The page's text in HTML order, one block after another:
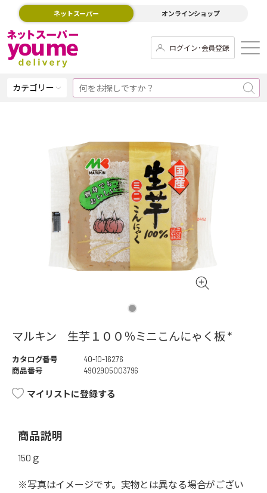
ネットスーパー オンラインショップ
ログイン･会員登録
カテゴリー
マルキン 生芋１００％ミニこんにゃく板 *
カタログ番号
40-10-16276
商品番号
4902905003796
マイリストに登録する
商品説明
150ｇ
※写真はイメージです。実物とは異なる場合がござい